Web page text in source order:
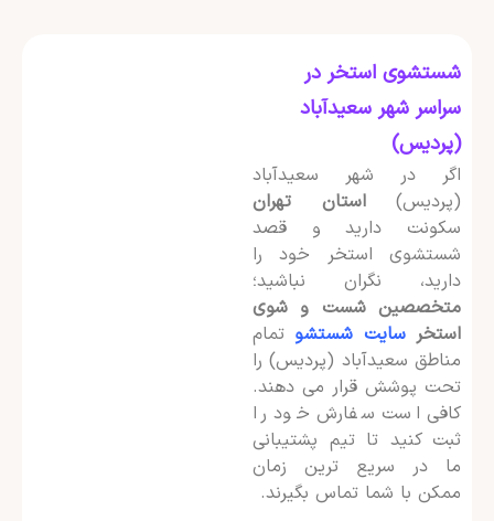
شستشوی استخر در
سراسر شهر سعیدآباد
(پردیس)
اگر در شهر سعیدآباد
(پردیس)
استان تهران
سکونت دارید و قصد
شستشوی استخر خود را
دارید، نگران نباشید؛
متخصصین شست و شوی
استخر سایت شستشوتمام
مناطق سعیدآباد (پردیس) را
تحت پوشش قرار می دهند.
کافی است سفارش خود را
ثبت کنید تا تیم پشتیبانی
ما در سریع ترین زمان
ممکن با شما تماس بگیرند.